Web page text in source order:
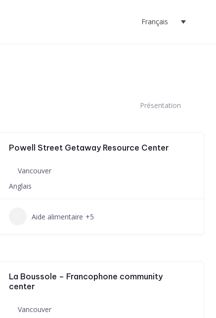
Français
Présentation
Powell Street Getaway Resource Center
Vancouver
Anglais
Aide alimentaire +5
La Boussole – Francophone community
center
Vancouver